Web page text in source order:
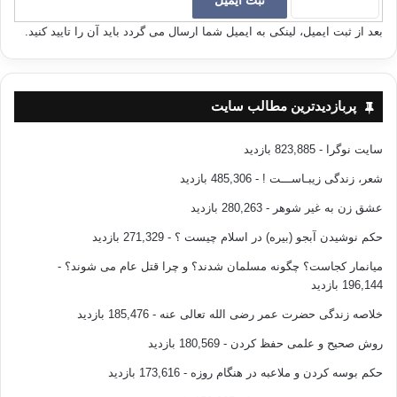
زن مسلمان در راه اسلام این چنین سخت کوش، توانا و رفیع در برابر کفر
مبارزه می کند تا دینی را راضی و سرافراز گرداند.
وقتی که ابوجهل از خروج پیامبر(ص) آگاهی یافت آتشی بر جانش افتاد. پس به
خانه ابوبکر رفت، در را محکم کوبید، اسماء در را باز کرد، ابوجهل گفت: پدرت
کجاست؟ گفت: نمی دانم. ابوجهل چنان سیلی محکمی بر صورتش نواخت که
گوشواره از گوشش افتاد و چهره اش قرمز شد.
ای زنان مسلمان! استقامت در راه حق را از این بانو فرا بگیرید.
نماینده زنان نزد پیامبر(ص)
اسماء دختر زید (رض) نزد پیامبر(ص) آمد و گفت: ای پیامبر خدا! من نماینده
داشته و این زن را از میان خود برگزیدند تا خواسته هایشان را به پیامبر(ص)
عرصه دارد) پیامبر(ص) فرمود:( مرحبا، خوش آمدی) اسماء گفت: ای پیامبر خدا
ما نیز به شما ایمان آوردیم، ما زنان مقهور و محبوس در خانه ها می مانیم،
بعد از ثبت ایمیل، لینکی به ایمیل شما ارسال می گردد باید آن را تایید کنید.
پربازدیدترین مطالب سایت
سایت نوگرا - 823,885 بازدید
شعر، زندگی زیبـاســـت ! - 485,306 بازدید
عشق زن به غیر شوهر - 280,263 بازدید
حکم نوشیدن آبجو (بیره) در اسلام چیست ؟ - 271,329 بازدید
میانمار کجاست؟ چگونه مسلمان شدند؟ و چرا قتل عام می شوند؟ -
196,144 بازدید
خلاصه زندگی حضرت عمر رضی الله تعالی عنه - 185,476 بازدید
روش صحیح و علمی حفظ کردن - 180,569 بازدید
حکم بوسه کردن و ملاعبه در هنگام روزه - 173,616 بازدید